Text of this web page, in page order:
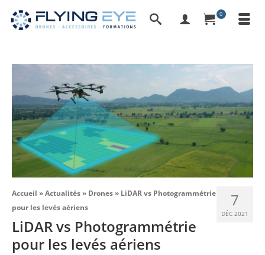
0
7
DÉC 2021
Accueil »Actualités» Drones» LiDAR vs Photogrammétrie
pour les levés aériens
LiDAR vs Photogrammétrie
pour les levés aériens